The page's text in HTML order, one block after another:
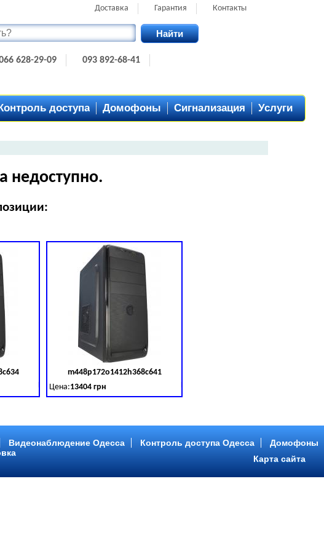
Доставка Гарантия Контакты
Найти
628-29-09
093 892-68-41
доступа Домофоны Сигнализация Услуги
недоступно.
500 GB (SATA III)
Код товара:379030
2 GB, DDR 3 (1600 MHz) HDD: Seagate 2 TB (SATA III)
m448p172o1412h368c641
Цена:13404 грн Код товара:
Intel Core ™ i5 4 ядра 3.20GHz,ОЗУ: 2 GB, DDR 3 (1600 MHz) HDD: Seagate 2
Видеонаблюдение Одесса Контроль доступа Одесса
Домофоны
Карта сайта